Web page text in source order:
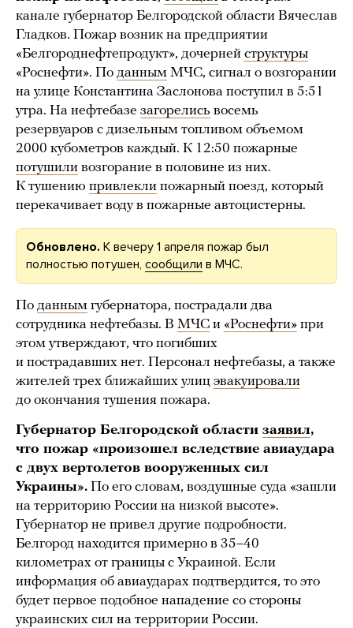
канале губернатор Белгородской области Вячеслав
Гладков. Пожар возник на предприятии
«Белгороднефтепродукт», дочерней структуры
«Роснефти». По данным МЧС, сигнал о возгорании
на улице Константина Заслонова поступил в 5:51
утра. На нефтебазе загорелись восемь
резервуаров с дизельным топливом объемом
2000 кубометров каждый. К 12:50 пожарные
потушили возгорание в половине из них.
К тушению привлекли пожарный поезд, который
перекачивает воду в пожарные автоцистерны.
Обновлено. К вечеру 1 апреля пожар был
полностью потушен, сообщили в МЧС.
По данным губернатора, пострадали два
сотрудника нефтебазы. В МЧС и «Роснефти» при
этом утверждают, что погибших
и пострадавших нет. Персонал нефтебазы, а также
жителей трех ближайших улиц эвакуировали
до окончания тушения пожара.
Губернатор Белгородской области заявил,
что пожар «произошел вследствие авиаудара
с двух вертолетов вооруженных сил
Украины». По его словам, воздушные суда «зашли
на территорию России на низкой высоте».
Губернатор не привел другие подробности.
Белгород находится примерно в 35–40
километрах от границы с Украиной. Если
информация об авиаударах подтвердится, то это
будет первое подобное нападение со стороны
украинских сил на территории России.